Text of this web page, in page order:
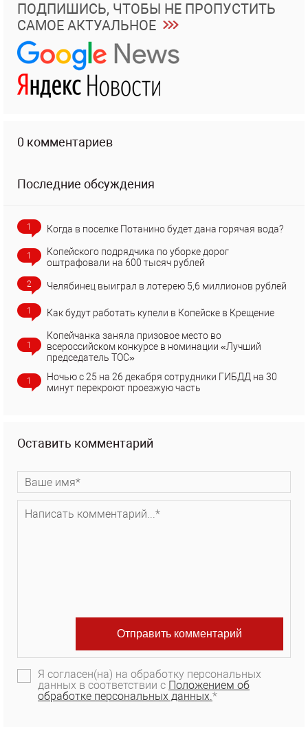
ПОДПИШИСЬ, ЧТОБЫ НЕ ПРОПУСТИТЬ
САМОЕ АКТУАЛЬНОЕ
0 комментариев
Последние обсуждения
1 Когда в поселке Потанино будет дана горячая вода?
1
Копейского подрядчика по уборке дорог
оштрафовали на 600 тысяч рублей
2 Челябинец выиграл в лотерею 5,6 миллионов рублей
1 Как будут работать купели в Копейске в Крещение
1
Копейчанка заняла призовое место во
всероссийском конкурсе в номинации «Лучший
председатель ТОС»
1
Ночью с 25 на 26 декабря сотрудники ГИБДД на 30
минут перекроют проезжую часть
Оставить комментарий
Я согласен(на) на обработку персональных
данных в соответствии с Положением об
обработке персональных данных.*